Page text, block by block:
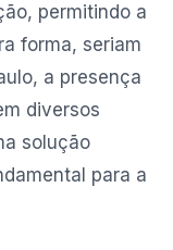
permitindo a
forma, seriam
a presença
diversos
solução
para a